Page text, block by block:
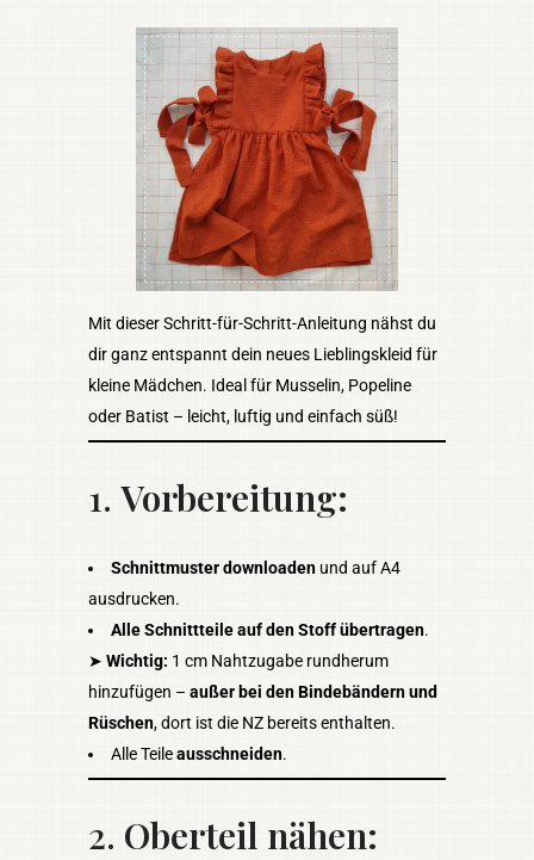
Mit dieser Schritt-für-Schritt-Anleitung nähst du
dir ganz entspannt dein neues Lieblingskleid für
kleine Mädchen. Ideal für Musselin, Popeline
oder Batist – leicht, luftig und einfach süß!
1. Vorbereitung:
Schnittmuster downloaden und auf A4
ausdrucken.
Alle Schnittteile auf den Stoff übertragen.
➤ Wichtig: 1 cm Nahtzugabe rundherum
hinzufügen – außer bei den Bindebändern und
Rüschen, dort ist die NZ bereits enthalten.
Alle Teileausschneiden.
2. Oberteil nähen: